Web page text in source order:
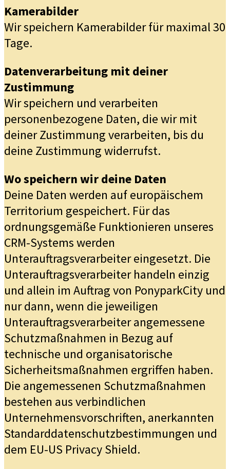
Kamerabilder
Wir speichern Kamerabilder für maximal 30
Tage.
Datenverarbeitung mit deiner
Zustimmung
Wir speichern und verarbeiten
personenbezogene Daten, die wir mit
deiner Zustimmung verarbeiten, bis du
deine Zustimmung widerrufst.
Wo speichern wir deine Daten
Deine Daten werden auf europäischem
Territorium gespeichert. Für das
ordnungsgemäße Funktionieren unseres
CRM-Systems werden
Unterauftragsverarbeiter eingesetzt. Die
Unterauftragsverarbeiter handeln einzig
und allein im Auftrag von PonyparkCity und
nur dann, wenn die jeweiligen
Unterauftragsverarbeiter angemessene
Schutzmaßnahmen in Bezug auf
technische und organisatorische
Sicherheitsmaßnahmen ergriffen haben.
Die angemessenen Schutzmaßnahmen
bestehen aus verbindlichen
Unternehmensvorschriften, anerkannten
Standarddatenschutzbestimmungen und
dem EU-US Privacy Shield.